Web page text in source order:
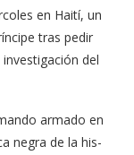
en Haití, un
tras pedir
del
armado en
negra de la his­